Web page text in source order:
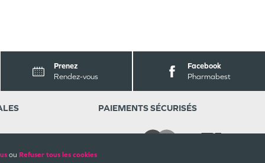
ou Refuser tous les cookies
Prenez
Rendez-vous
Facebook
Pharmabest
PAIEMENTS SÉCURISÉS